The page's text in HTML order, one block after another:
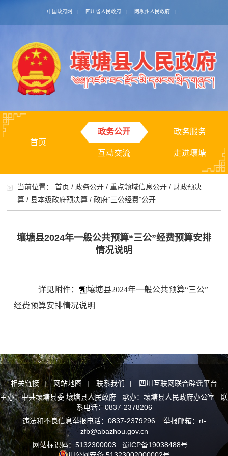
中国政府网 | 四川省人民政府 | 阿坝州人民政府 |
首页
政务公开 政务服务
互动交流 走进壤塘
当前位置：首页 /政务公开 /重点领域信息公开 / 财政预决
算 /县本级政府预决算 /政府“三公经费”公开
壤塘县2024年一般公共预算“三公”经费预算安排
情况说明
详见附件：
壤塘县2024年一般公共预算“三公”
经费预算安排情况说明
相关链接 | 网站地图 | 联系我们 |
四川互联网联合辟谣平台
主办：中共壤塘县委 壤塘县人民政府 承办：壤塘县人民政府办公室 联
系电话：0837-2378206
违法和不良信息举报电话：0837-2379296 举报邮箱：rt-
zfb@abazhou.gov.cn
网站标识码：5132300003 蜀ICP备19038488号